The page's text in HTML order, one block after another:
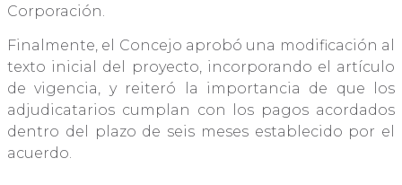
Corporación.
Finalmente, el Concejo aprobó una modificación al
texto inicial del proyecto, incorporando el artículo
de vigencia, y reiteró la importancia de que los
adjudicatarios cumplan con los pagos acordados
dentro del plazo de seis meses establecido por el
acuerdo.